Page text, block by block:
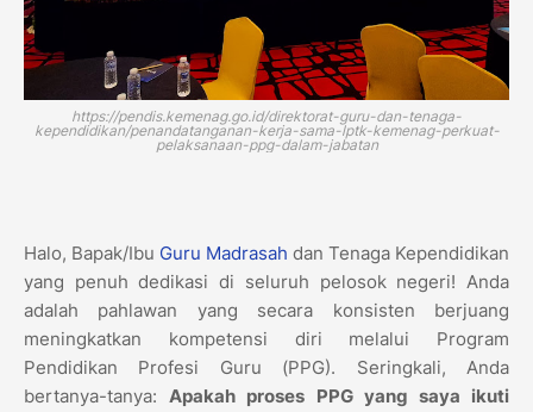
https://pendis.kemenag.go.id/direktorat-guru-dan-tenaga-
kependidikan/penandatanganan-kerja-sama-lptk-kemenag-perkuat-
pelaksanaan-ppg-dalam-jabatan
Halo, Bapak/Ibu Guru Madrasah dan Tenaga Kependidikan
yang penuh dedikasi di seluruh pelosok negeri! Anda
adalah pahlawan yang secara konsisten berjuang
meningkatkan kompetensi diri melalui Program
Pendidikan Profesi Guru (PPG). Seringkali, Anda
bertanya-tanya:Apakah proses PPG yang saya ikuti